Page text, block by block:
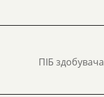
ПІБ здобувача